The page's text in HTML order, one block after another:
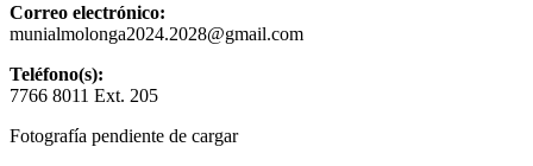
Correo electrónico:
munialmolonga2024.2028@gmail.com
Teléfono(s):
7766 8011 Ext. 205
Fotografía pendiente de cargar